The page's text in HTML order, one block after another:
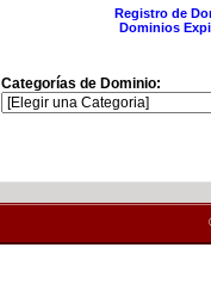
Registro de
Dominios
Categorías de Dominio: